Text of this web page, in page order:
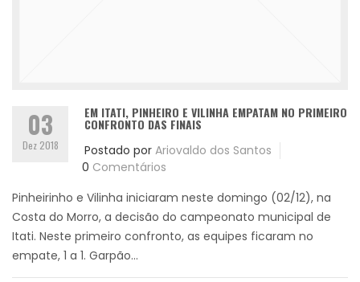
03
Dez 2018
EM ITATI, PINHEIRO E VILINHA EMPATAM NO PRIMEIRO
CONFRONTO DAS FINAIS
Postado por Ariovaldo dos Santos
0 Comentários
Pinheirinho e Vilinha iniciaram neste domingo (02/12), na
Costa do Morro, a decisão do campeonato municipal de
Itati. Neste primeiro confronto, as equipes ficaram no
empate, 1 a 1. Garpão...